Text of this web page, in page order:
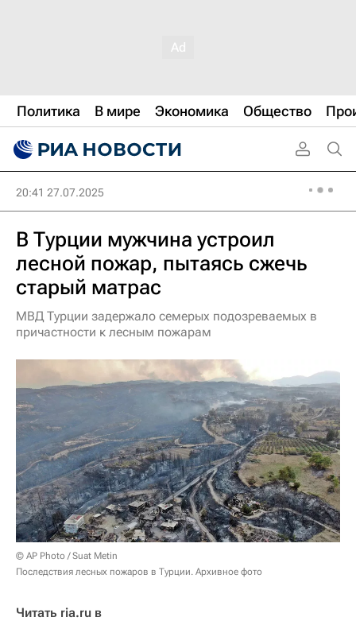
Политика В мире Экономика Общество
20:41 27.07.2025
В Турции мужчина устроил
лесной пожар, пытаясь сжечь
старый матрас
МВД Турции задержало семерых подозреваемых в
причастности к лесным пожарам
© AP Photo / Suat Metin
Последствия лесных пожаров в Турции. Архивное фото
Читать ria.ru в